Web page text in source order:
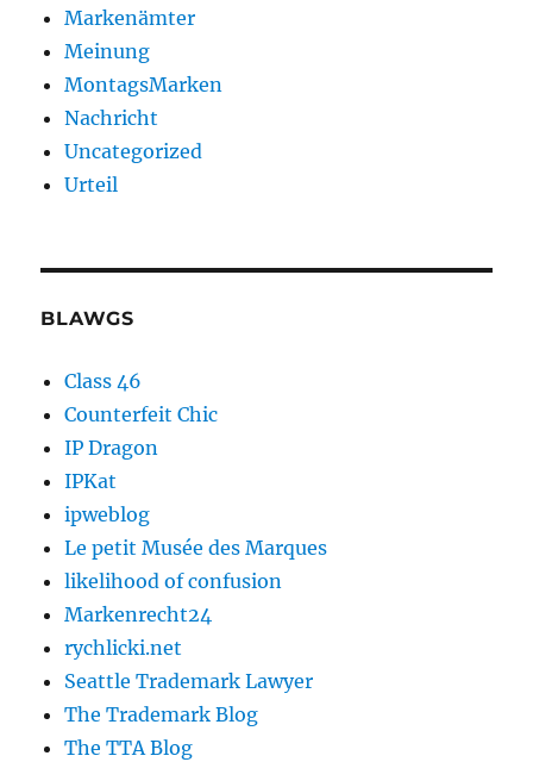
Markenämter
Meinung
MontagsMarken
Nachricht
Uncategorized
Urteil
BLAWGS
Class 46
Counterfeit Chic
IP Dragon
IPKat
ipweblog
Le petit Musée des Marques
likelihood of confusion
Markenrecht24
rychlicki.net
Seattle Trademark Lawyer
The Trademark Blog
The TTA Blog